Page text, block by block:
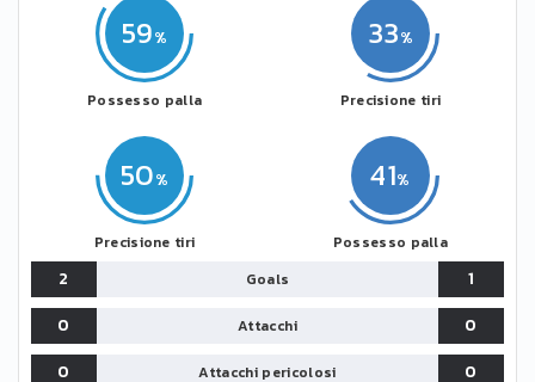
59
Possesso palla
50
Precisione tiri
41
Possesso palla
33
Precisione tiri
2 Goals
1
0
Attacchi
0
0
Attacchi pericolosi 0